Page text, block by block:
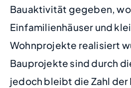
Bauaktivität gegeben,
Einfamilienhäuser und
Wohnprojekte realisiert
Bauprojekte sind durch
jedoch bleibt die Zahl der